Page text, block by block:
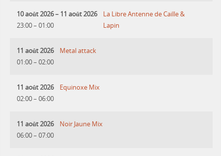
10 août 2026– 11 août 2026
23:00– 01:00
La Libre Antenne de Caille &
Lapin
11 août 2026
01:00– 02:00
Metal attack
11 août 2026
02:00– 06:00
Equinoxe Mix
11 août 2026
06:00– 07:00
Noir Jaune Mix